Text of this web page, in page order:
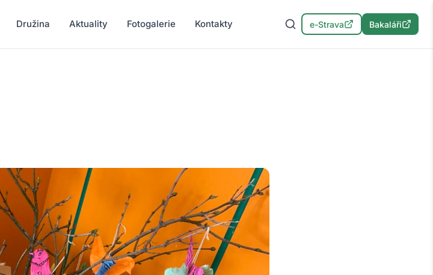
Družina Aktuality Fotogalerie Kontakty e-Strava Bakaláři